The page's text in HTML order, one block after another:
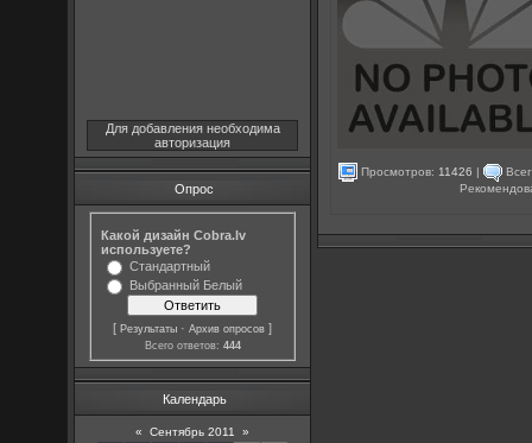
Для добавления необходима
авторизация
Опрос
Какой дизайн Cobra.lv
используете?
Стандартный
Выбранный Белый
[Результаты ·Архив опросов ]
Всего ответов: 444
Календарь
« Сентябрь 2011
»
Просмотров: 11426 |